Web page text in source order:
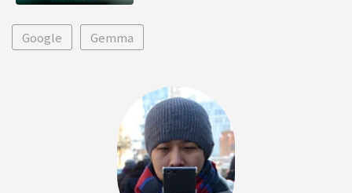
Google Gemma